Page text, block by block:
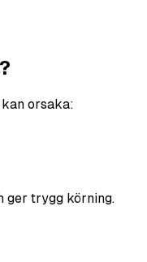
orsaka:
ger trygg körning.